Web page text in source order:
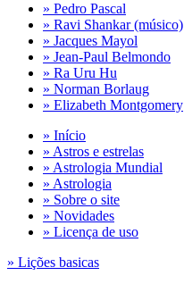
» Pedro Pascal
» Ravi Shankar (músico)
» Jacques Mayol
» Jean-Paul Belmondo
» Ra Uru Hu
» Norman Borlaug
» Elizabeth Montgomery
» Início
» Astros e estrelas
» Astrologia Mundial
» Astrologia
» Sobre o site
» Novidades
» Licença de uso
» Lições basicas